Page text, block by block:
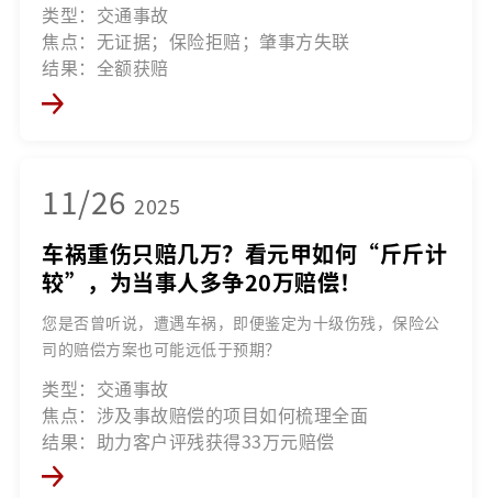
类型：交通事故
焦点：无证据；保险拒赔；肇事方失联
结果：全额获赔
11/26 2025
车祸重伤只赔几万？看元甲如何“斤斤计
较”，为当事人多争20万赔偿！
您是否曾听说，遭遇车祸，即便鉴定为十级伤残，保险公
司的赔偿方案也可能远低于预期？
类型：交通事故
焦点：涉及事故赔偿的项目如何梳理全面
结果：助力客户评残获得33万元赔偿